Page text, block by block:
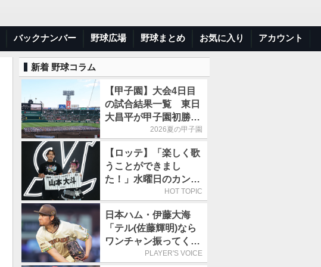
バックナンバー 野球広場 野球まとめ お気に入り アカウント
新着 野球コラム
【甲子園】大会4日目
の試合結果一覧 東日
大昌平が甲子園初勝
利、青森山田は1点差
2026夏の甲子園
【ロッテ】「楽しく歌
うことができまし
た！」水曜日のカンパ
ネラ、8月8日のオリッ
に来場
HOT TOPIC
日本ハム・伊藤大海
「テル(佐藤輝明)なら
ワンチャン振ってくれ
るかなと思って超スロ
PLAYER'S VOICE